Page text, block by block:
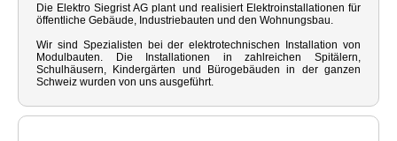
Die Elektro Siegrist AG plant und realisiert Elektroinstallationen für
öffentliche Gebäude, Industriebauten und den Wohnungsbau.
Wir sind Spezialisten bei der elektrotechnischen Installation von
Modulbauten. Die Installationen in zahlreichen Spitälern,
Schulhäusern, Kindergärten und Bürogebäuden in der ganzen
Schweiz wurden von uns ausgeführt.